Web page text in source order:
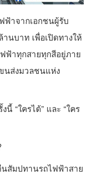
ฟ้าจากเอกชนผู้รับ
นบาท เพื่อเปิดทางให้
ฟ้าทุกสายทุกสีอยู่ภาย
นส่งมวลชนแห่ง
“ใครได้” และ “ใคร
สัมปทานรถไฟฟ้าสาย